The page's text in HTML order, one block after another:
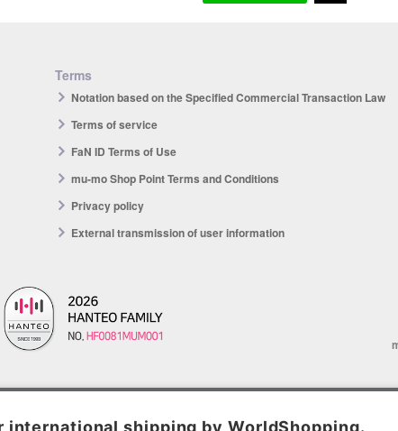
Terms
Notation based on the Specified Commercial Transaction Law
Terms of service
FaN ID Terms of Use
mu-mo Shop Point Terms and Conditions
Privacy policy
External transmission of user information